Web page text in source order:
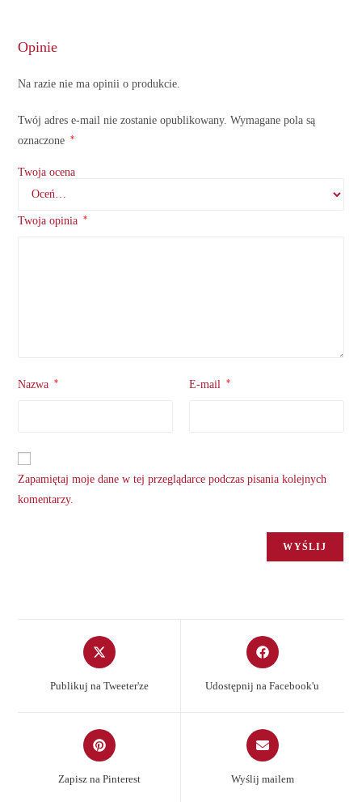
Opinie
Na razie nie ma opinii o produkcie.
Twój adres e-mail nie zostanie opublikowany. Wymagane pola są
oznaczone
*
Twoja ocena
Twoja opinia *
Nazwa * E-mail *
Zapamiętaj moje dane w tej przeglądarce podczas pisania kolejnych
komentarzy.
Opens
in
new
Publikuj na Tweeter'ze
Opens
in
new
Udostępnij na Facebook'u
Opens
in
Zapisz na Pinterest
Opens
in
new
Wyślij mailem